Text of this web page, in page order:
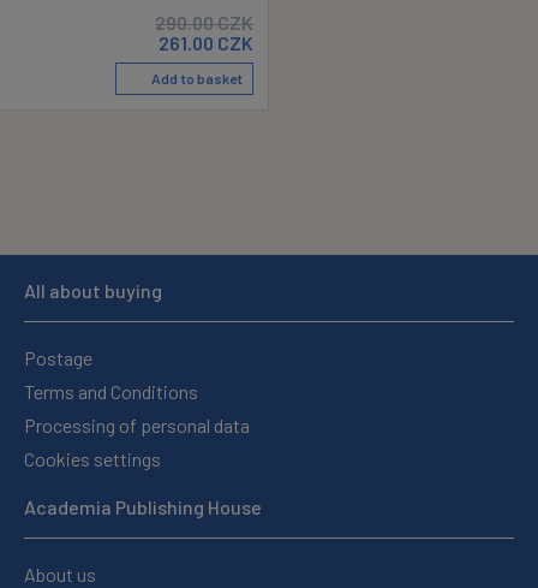
290.00CZK
261.00 CZK
Add to basket
All about buying
Postage
Terms and Conditions
Processing of personal data
Cookies settings
Academia Publishing House
About us